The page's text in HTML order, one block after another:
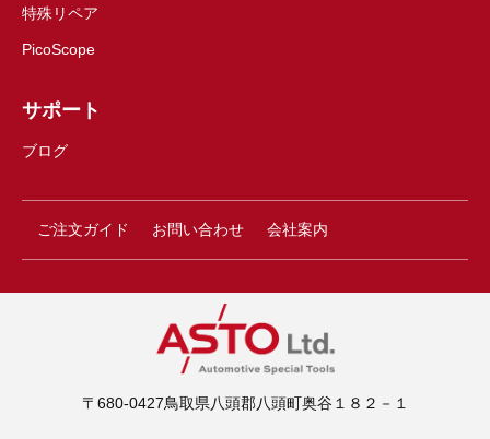
特殊リペア
PicoScope
サポート
ブログ
ご注文ガイド お問い合わせ 会社案内
〒680-0427鳥取県八頭郡八頭町奥谷１８２－１